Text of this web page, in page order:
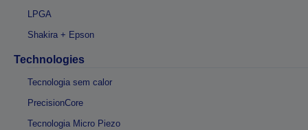
LPGA
Shakira + Epson
Technologies
Tecnologia sem calor
PrecisionCore
Tecnologia Micro Piezo